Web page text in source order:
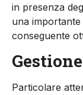
in presenza
una
conseguente
Particolare